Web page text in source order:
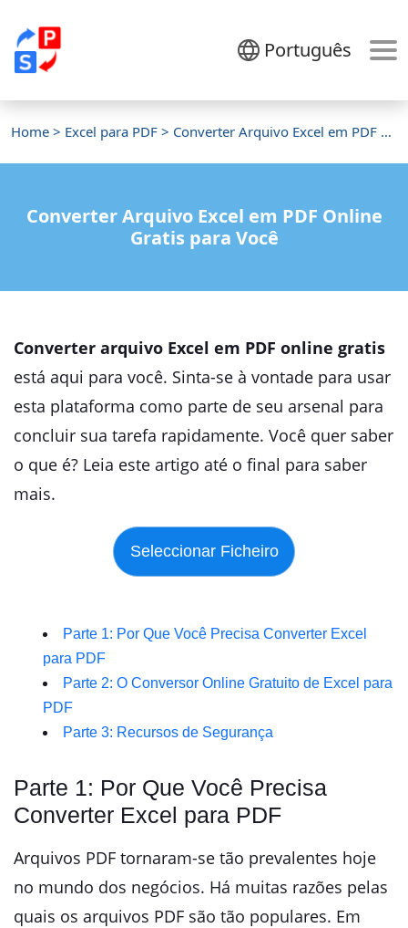
Português
Home > Excel para PDF > Converter Arquivo Excel em PDF Online Gratis
Converter Arquivo Excel em PDF Online
Gratis para Você
Converter arquivo Excel em PDF online gratis
está aqui para você. Sinta-se à vontade para usar
esta plataforma como parte de seu arsenal para
concluir sua tarefa rapidamente. Você quer saber
o que é? Leia este artigo até o final para saber
mais.
Parte 1: Por Que Você Precisa Converter Excel
para PDF
Parte 2: O Conversor Online Gratuito de Excel para
PDF
Parte 3: Recursos de Segurança
Parte 1: Por Que Você Precisa
Converter Excel para PDF
Arquivos PDF tornaram-se tão prevalentes hoje
no mundo dos negócios. Há muitas razões pelas
quais os arquivos PDF são tão populares. Em